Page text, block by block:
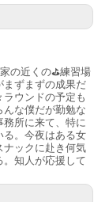
近くの⛳練習場
まずまずの成果だ
ウンドの予定も
んな僕だが勤勉な
所に来て、特に
る。今夜はある女
ナックに赴き何気
。知人が応援して